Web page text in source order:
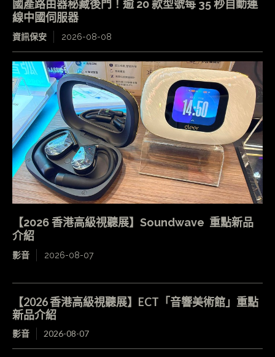
國產路由器秘藏後門！逾 20 款型號每 35 秒自動連
線中國伺服器
資訊保安 2026-08-08
【2026 香港高級視聽展】Soundwave 重點新品
介紹
影音 2026-08-07
【2026 香港高級視聽展】ECT「音響美術館」重點
新品介紹
影音 2026-08-07